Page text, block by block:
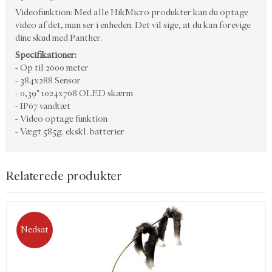
Videofunktion: Med alle HikMicro produkter kan du optage
video af det, man ser i enheden. Det vil sige, at du kan forevige
dine skud med Panther.
Specifikationer:
- Op til 2600 meter
- 384x288 Sensor
- 0,39" 1024x768 OLED skærm
- IP67 vandtæt
- Video optage funktion
- Vægt 585g. ekskl. batterier
Relaterede produkter
Nedsat